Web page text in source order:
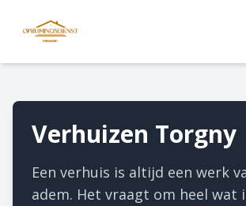
Verhuizen Torgny
Een verhuis is altijd een werk
adem. Het vraagt om heel wat